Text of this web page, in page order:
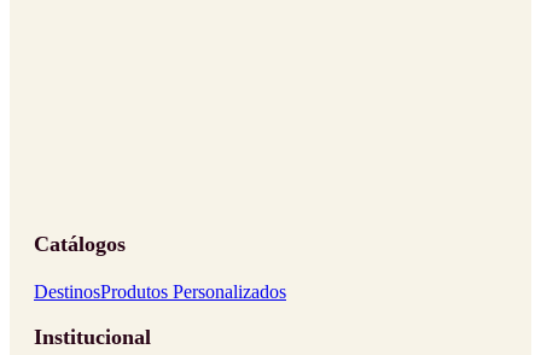
Catálogos
DestinosProdutos Personalizados
Institucional